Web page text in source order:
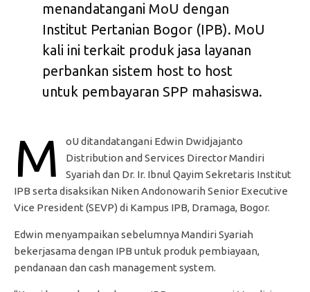
menandatangani MoU dengan
Institut Pertanian Bogor (IPB). MoU
kali ini terkait produk jasa layanan
perbankan sistem host to host
untuk pembayaran SPP mahasiswa.
M
oU ditandatangani Edwin Dwidjajanto
Distribution and Services Director Mandiri
Syariah dan Dr. Ir. Ibnul Qayim Sekretaris Institut
IPB serta disaksikan Niken Andonowarih Senior Executive
Vice President (SEVP) di Kampus IPB, Dramaga, Bogor.
Edwin menyampaikan sebelumnya Mandiri Syariah
bekerjasama dengan IPB untuk produk pembiayaan,
pendanaan dan cash management system.